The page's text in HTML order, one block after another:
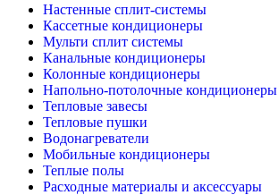
Настенные сплит-системы
Кассетные кондиционеры
Мульти сплит системы
Канальные кондиционеры
Колонные кондиционеры
Напольно-потолочные кондиционеры
Тепловые завесы
Тепловые пушки
Водонагреватели
Мобильные кондиционеры
Теплые полы
Расходные материалы и аксессуары